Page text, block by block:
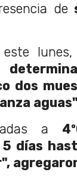
de
lunes,
dos
a
días